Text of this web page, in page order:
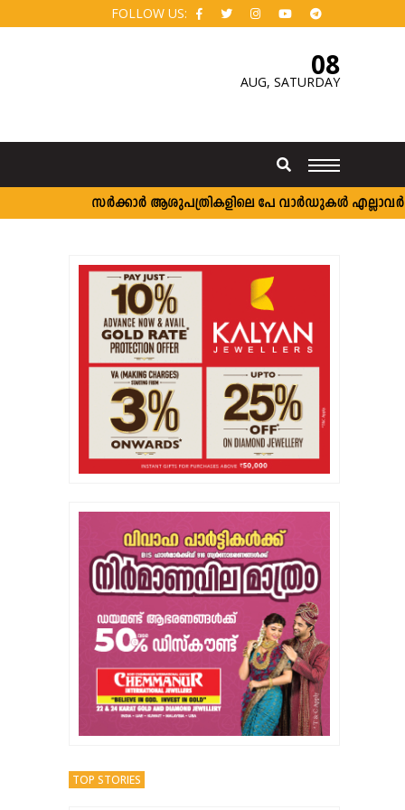
FOLLOW US:
08
AUG, SATURDAY
സർക്കാർ ആശുപത്രികളിലെ പേ വാർഡുകൾ എല്ലാവർക്കും;
TOP STORIES